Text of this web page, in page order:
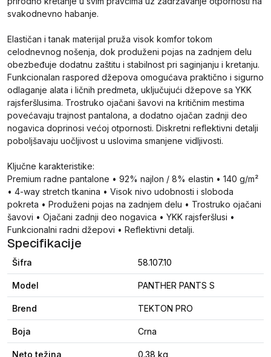
svakodnevno habanje.
Elastičan i tanak materijal pruža visok komfor tokom
celodnevnog nošenja, dok produženi pojas na zadnjem delu
obezbeđuje dodatnu zaštitu i stabilnost pri saginjanju i kretanju.
Funkcionalan raspored džepova omogućava praktično i sigurno
odlaganje alata i ličnih predmeta, uključujući džepove sa YKK
rajsferšlusima. Trostruko ojačani šavovi na kritičnim mestima
povećavaju trajnost pantalona, a dodatno ojačan zadnji deo
nogavica doprinosi većoj otpornosti. Diskretni reflektivni detalji
poboljšavaju uočljivost u uslovima smanjene vidljivosti.
Ključne karakteristike:
Premium radne pantalone • 92% najlon / 8% elastin • 140 g/m²
• 4-way stretch tkanina • Visok nivo udobnosti i sloboda
pokreta • Produženi pojas na zadnjem delu • Trostruko ojačani
šavovi • Ojačani zadnji deo nogavica • YKK rajsferšlusi •
Funkcionalni radni džepovi • Reflektivni detalji.
Specifikacije
Šifra 58.107.10
Model PANTHER PANTS S
Brend TEKTON PRO
Boja Crna
Neto težina 0.38 kg